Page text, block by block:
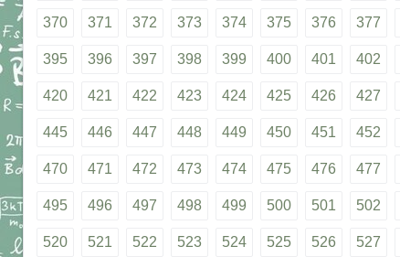
370 371 372 373 374 375 376 377
395 396 397 398 399 400 401 402
420 421 422 423 424 425 426 427
445 446 447 448 449 450 451 452
470 471 472 473 474 475 476 477
495 496 497 498 499 500 501 502
520 521 522 523 524 525 526 527